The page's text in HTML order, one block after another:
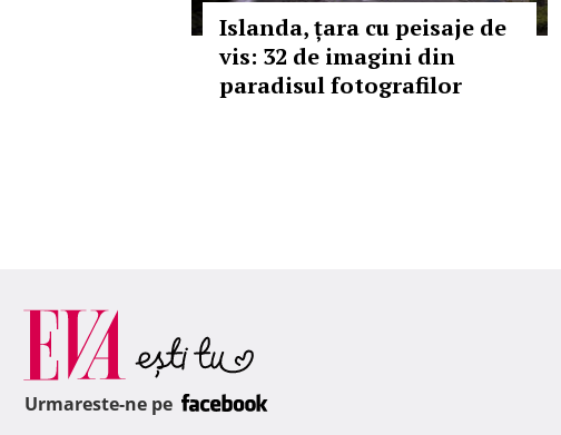
Islanda, țara cu peisaje de
vis: 32 de imagini din
paradisul fotografilor
Urmareste-ne pe